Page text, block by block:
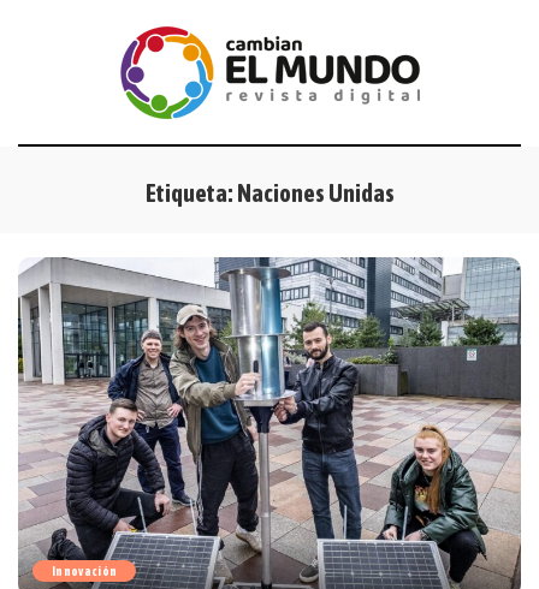
Etiqueta: Naciones Unidas
Innovación